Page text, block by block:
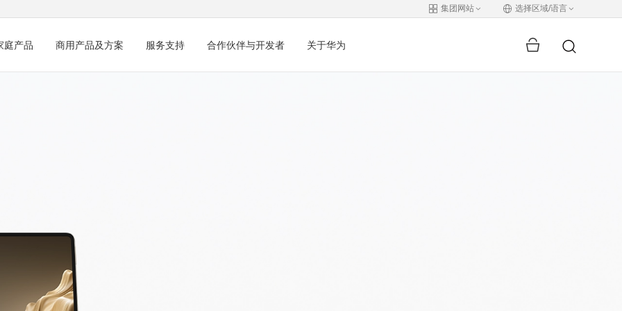
集团网站 选择区域/语言
庭产品 商用产品及方案 服务支持 合作伙伴与开发者 关于华为